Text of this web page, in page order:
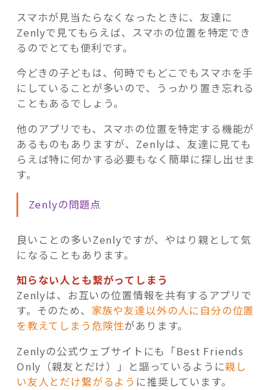
スマホが見当たらなくなったときに、友達に
Zenlyで見てもらえば、スマホの位置を特定でき
るのでとても便利です。
今どきの子どもは、何時でもどこでもスマホを手
にしていることが多いので、うっかり置き忘れる
こともあるでしょう。
他のアプリでも、スマホの位置を特定する機能が
あるものもありますが、Zenlyは、友達に見ても
らえば特に何かする必要もなく簡単に探し出せま
す。
Zenlyの問題点
良いことの多いZenlyですが、やはり親として気
になることもあります。
知らない人とも繋がってしまう
Zenlyは、お互いの位置情報を共有するアプリで
す。そのため、 家族や友達以外の人に自分の位置
を教えてしまう危険性があります。
Zenlyの公式ウェブサイトにも「Best Friends
Only（親友とだけ）」と謳っているように親し
い友人とだけ繋がるよう に推奨しています。